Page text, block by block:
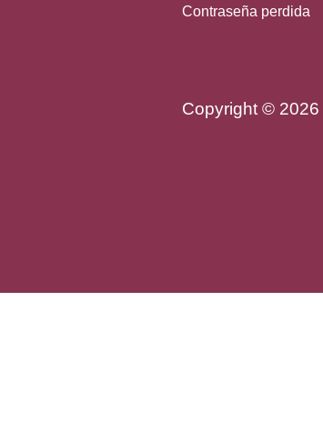
Contraseña perdida
Copyright © 2026